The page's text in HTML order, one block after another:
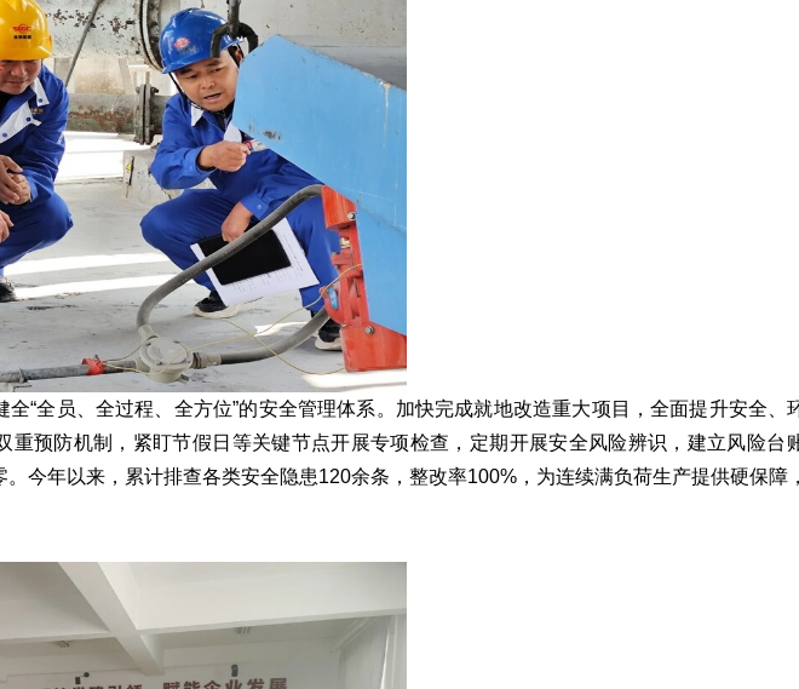
“全员、全过程、全方位”的安全管理体系。加快完成就地改造重大项目，全面提升安全、
预防机制，紧盯节假日等关键节点开展专项检查，定期开展安全风险辨识，建立风险台
今年以来，累计排查各类安全隐患120余条，整改率100%，为连续满负荷生产提供硬保障